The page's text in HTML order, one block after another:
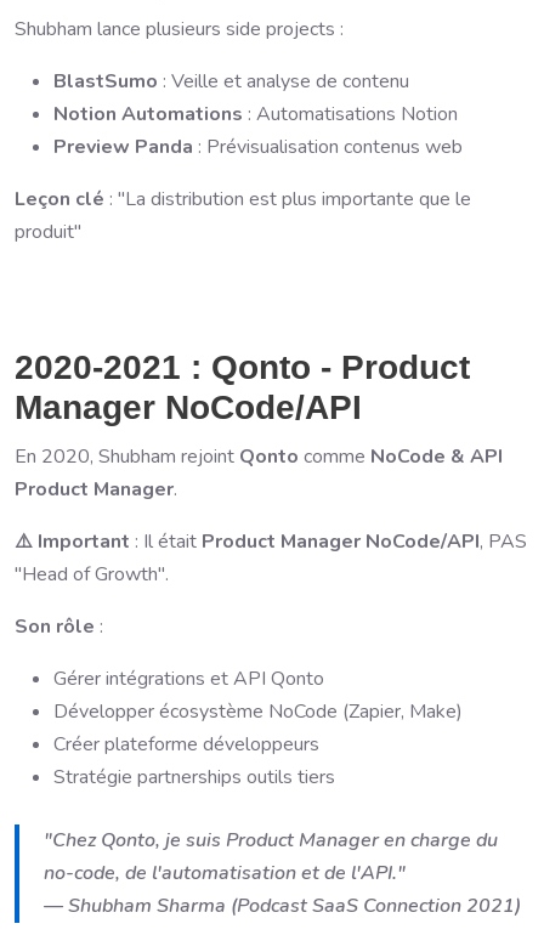
Shubham lance plusieurs side projects :
BlastSumo : Veille et analyse de contenu
Notion Automations : Automatisations Notion
Preview Panda : Prévisualisation contenus web
Leçon clé : "La distribution est plus importante que le
produit"
2020-2021 : Qonto - Product
Manager NoCode/API
En 2020, Shubham rejoint Qonto comme NoCode & API
Product Manager.
⚠️ Important : Il était Product Manager NoCode/API, PAS
"Head of Growth".
Son rôle :
Gérer intégrations et API Qonto
Développer écosystème NoCode (Zapier, Make)
Créer plateforme développeurs
Stratégie partnerships outils tiers
"Chez Qonto, je suis Product Manager en charge du
no-code, de l'automatisation et de l'API."
— Shubham Sharma (Podcast SaaS Connection 2021)